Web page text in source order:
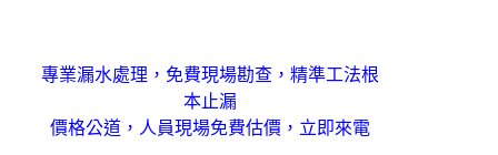
專業漏水處理，免費現場勘查，精準工法根
本止漏
價格公道，人員現場免費估價，立即來電